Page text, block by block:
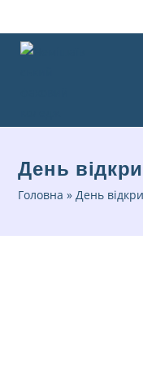
День
Головна »День